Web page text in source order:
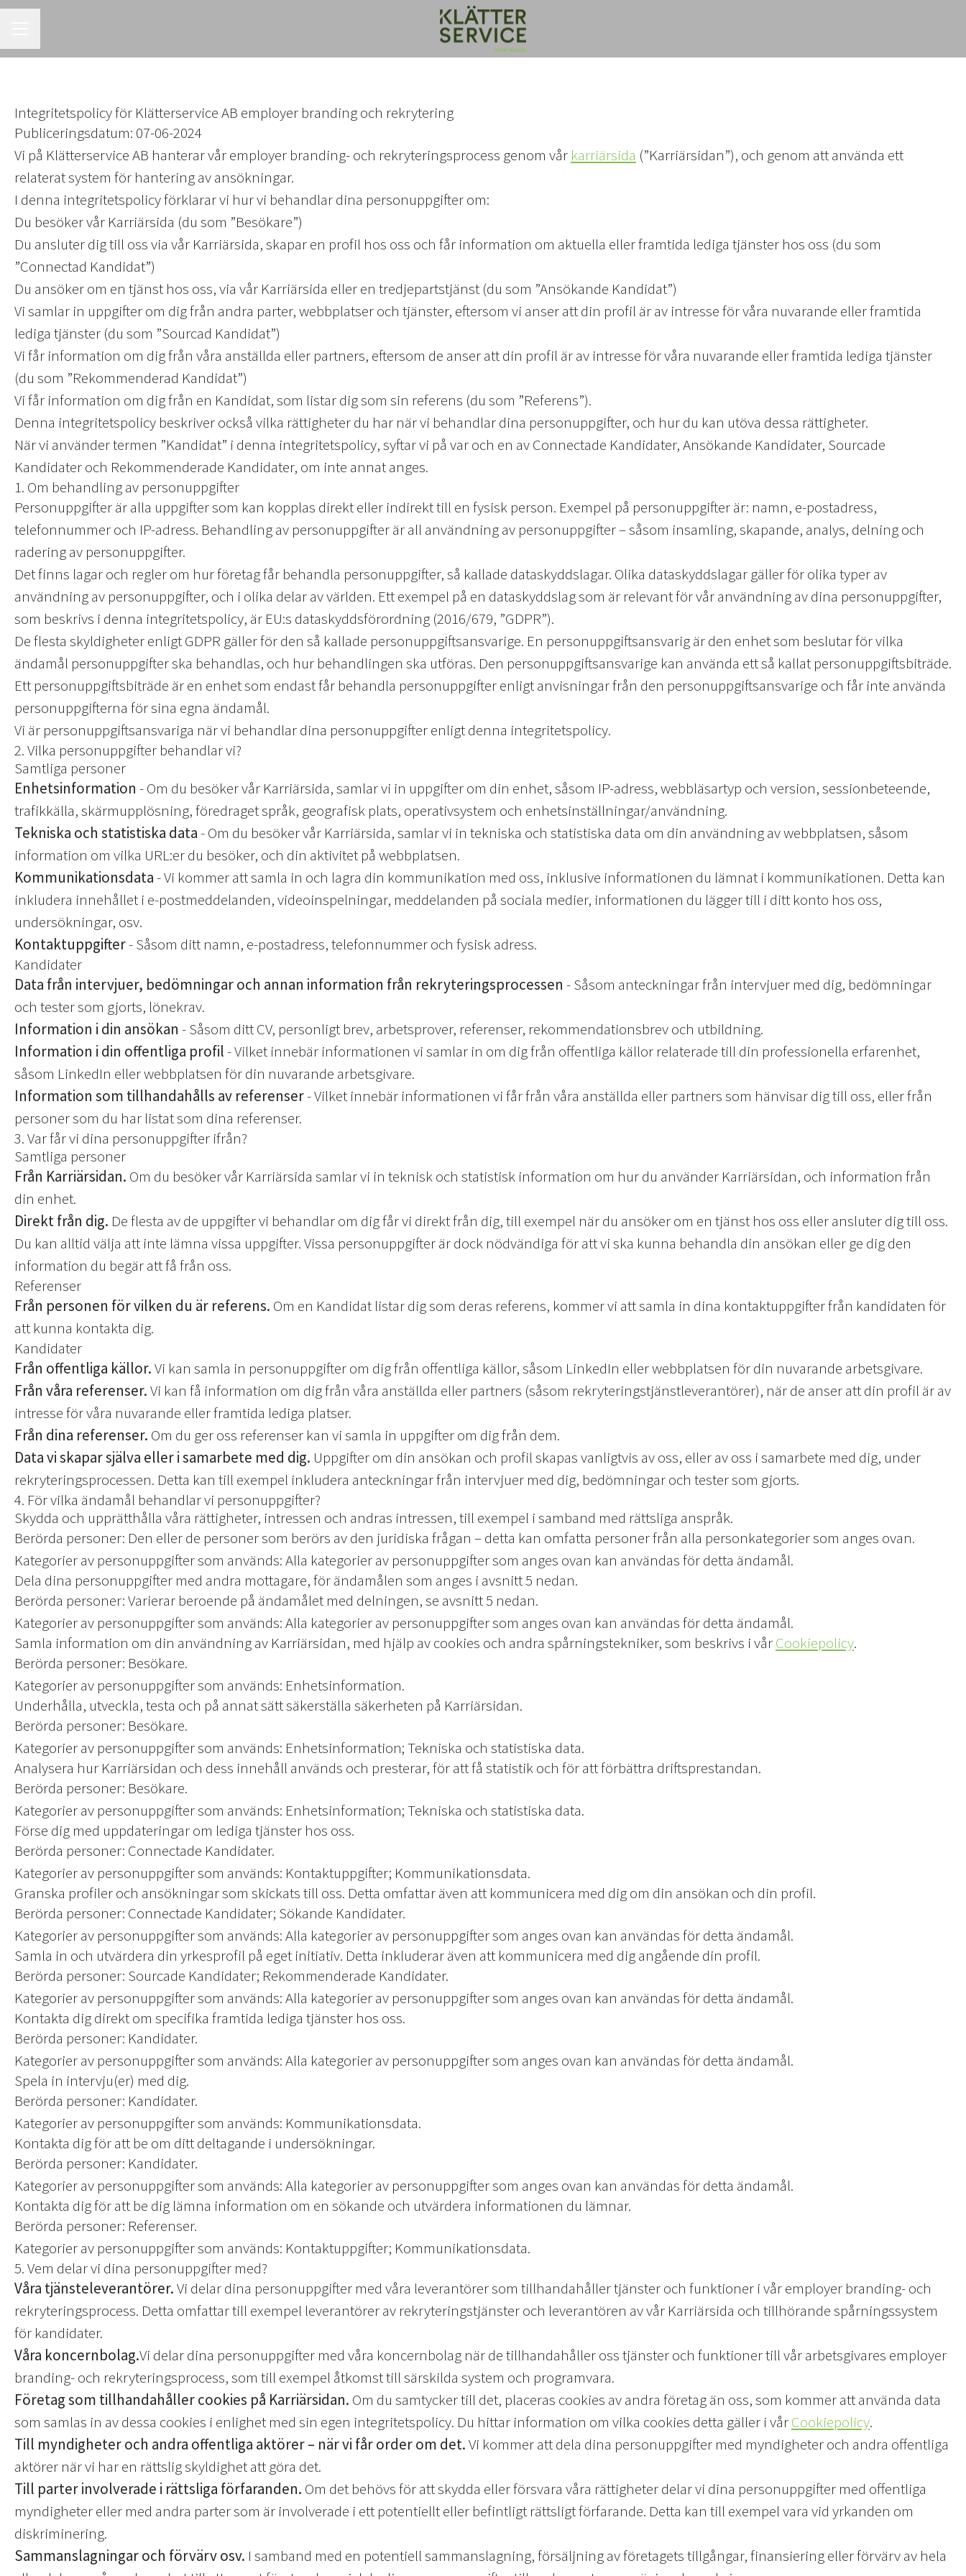
Integritetspolicy för Klätterservice AB employer branding och rekrytering
Publiceringsdatum: 07-06-2024
Vi på Klätterservice AB hanterar vår employer branding- och rekryteringsprocess genom vår karriärsida (”Karriärsidan”), och genom att använda ett
relaterat system för hantering av ansökningar.
I denna integritetspolicy förklarar vi hur vi behandlar dina personuppgifter om:
Du besöker vår Karriärsida (du som ”Besökare”)
Du ansluter dig till oss via vår Karriärsida, skapar en profil hos oss och får information om aktuella eller framtida lediga tjänster hos oss (du som
”Connectad Kandidat”)
Du ansöker om en tjänst hos oss, via vår Karriärsida eller en tredjepartstjänst (du som ”Ansökande Kandidat”)
Vi samlar in uppgifter om dig från andra parter, webbplatser och tjänster, eftersom vi anser att din profil är av intresse för våra nuvarande eller framtida
lediga tjänster (du som ”Sourcad Kandidat”)
Vi får information om dig från våra anställda eller partners, eftersom de anser att din profil är av intresse för våra nuvarande eller framtida lediga tjänster
(du som ”Rekommenderad Kandidat”)
Vi får information om dig från en Kandidat, som listar dig som sin referens (du som ”Referens”).
Denna integritetspolicy beskriver också vilka rättigheter du har när vi behandlar dina personuppgifter, och hur du kan utöva dessa rättigheter.
När vi använder termen ”Kandidat” i denna integritetspolicy, syftar vi på var och en av Connectade Kandidater, Ansökande Kandidater, Sourcade
Kandidater och Rekommenderade Kandidater, om inte annat anges.
1. Om behandling av personuppgifter
Personuppgifter är alla uppgifter som kan kopplas direkt eller indirekt till en fysisk person. Exempel på personuppgifter är: namn, e-postadress,
telefonnummer och IP-adress. Behandling av personuppgifter är all användning av personuppgifter – såsom insamling, skapande, analys, delning och
radering av personuppgifter.
Det finns lagar och regler om hur företag får behandla personuppgifter, så kallade dataskyddslagar. Olika dataskyddslagar gäller för olika typer av
användning av personuppgifter, och i olika delar av världen. Ett exempel på en dataskyddslag som är relevant för vår användning av dina personuppgifter,
som beskrivs i denna integritetspolicy, är EU:s dataskyddsförordning (2016/679, ”GDPR”).
De flesta skyldigheter enligt GDPR gäller för den så kallade personuppgiftsansvarige. En personuppgiftsansvarig är den enhet som beslutar för vilka
ändamål personuppgifter ska behandlas, och hur behandlingen ska utföras. Den personuppgiftsansvarige kan använda ett så kallat personuppgiftsbiträde.
Ett personuppgiftsbiträde är en enhet som endast får behandla personuppgifter enligt anvisningar från den personuppgiftsansvarige och får inte använda
personuppgifterna för sina egna ändamål.
Vi är personuppgiftsansvariga när vi behandlar dina personuppgifter enligt denna integritetspolicy.
2. Vilka personuppgifter behandlar vi?
Samtliga personer
Enhetsinformation - Om du besöker vår Karriärsida, samlar vi in uppgifter om din enhet, såsom IP-adress, webbläsartyp och version, sessionbeteende,
trafikkälla, skärmupplösning, föredraget språk, geografisk plats, operativsystem och enhetsinställningar/användning.
Tekniska och statistiska data- Om du besöker vår Karriärsida, samlar vi in tekniska och statistiska data om din användning av webbplatsen, såsom
information om vilka URL:er du besöker, och din aktivitet på webbplatsen.
Kommunikationsdata- Vi kommer att samla in och lagra din kommunikation med oss, inklusive informationen du lämnat i kommunikationen. Detta kan
inkludera innehållet i e-postmeddelanden, videoinspelningar, meddelanden på sociala medier, informationen du lägger till i ditt konto hos oss,
undersökningar, osv.
Kontaktuppgifter- Såsom ditt namn, e-postadress, telefonnummer och fysisk adress.
Kandidater
Data från intervjuer, bedömningar och annan information från rekryteringsprocessen - Såsom anteckningar från intervjuer med dig, bedömningar
och tester som gjorts, lönekrav.
Information i din ansökan - Såsom ditt CV, personligt brev, arbetsprover, referenser, rekommendationsbrev och utbildning.
Information i din offentliga profil- Vilket innebär informationen vi samlar in om dig från offentliga källor relaterade till din professionella erfarenhet,
såsom LinkedIn eller webbplatsen för din nuvarande arbetsgivare.
Information som tillhandahålls av referenser- Vilket innebär informationen vi får från våra anställda eller partners som hänvisar dig till oss, eller från
personer som du har listat som dina referenser.
3. Var får vi dina personuppgifter ifrån?
Samtliga personer
Från Karriärsidan. Om du besöker vår Karriärsida samlar vi in teknisk och statistisk information om hur du använder Karriärsidan, och information från
din enhet.
Direkt från dig. De flesta av de uppgifter vi behandlar om dig får vi direkt från dig, till exempel när du ansöker om en tjänst hos oss eller ansluter dig till oss.
Du kan alltid välja att inte lämna vissa uppgifter. Vissa personuppgifter är dock nödvändiga för att vi ska kunna behandla din ansökan eller ge dig den
information du begär att få från oss.
Referenser
Från personen för vilken du är referens. Om en Kandidat listar dig som deras referens, kommer vi att samla in dina kontaktuppgifter från kandidaten för
att kunna kontakta dig.
Kandidater
Från offentliga källor.Vi kan samla in personuppgifter om dig från offentliga källor, såsom LinkedIn eller webbplatsen för din nuvarande arbetsgivare.
Från våra referenser.Vi kan få information om dig från våra anställda eller partners (såsom rekryteringstjänstleverantörer), när de anser att din profil är av
intresse för våra nuvarande eller framtida lediga platser.
Från dina referenser. Om du ger oss referenser kan vi samla in uppgifter om dig från dem.
Data vi skapar själva eller i samarbete med dig. Uppgifter om din ansökan och profil skapas vanligtvis av oss, eller av oss i samarbete med dig, under
rekryteringsprocessen. Detta kan till exempel inkludera anteckningar från intervjuer med dig, bedömningar och tester som gjorts.
4. För vilka ändamål behandlar vi personuppgifter?
Skydda och upprätthålla våra rättigheter, intressen och andras intressen, till exempel i samband med rättsliga anspråk.
Berörda personer: Den eller de personer som berörs av den juridiska frågan – detta kan omfatta personer från alla personkategorier som anges ovan.
Kategorier av personuppgifter som används: Alla kategorier av personuppgifter som anges ovan kan användas för detta ändamål.
Dela dina personuppgifter med andra mottagare, för ändamålen som anges i avsnitt 5 nedan.
Berörda personer: Varierar beroende på ändamålet med delningen, se avsnitt 5 nedan.
Kategorier av personuppgifter som används: Alla kategorier av personuppgifter som anges ovan kan användas för detta ändamål.
Samla information om din användning av Karriärsidan, med hjälp av cookies och andra spårningstekniker, som beskrivs i vårCookiepolicy.
Berörda personer: Besökare.
Kategorier av personuppgifter som används: Enhetsinformation.
Underhålla, utveckla, testa och på annat sätt säkerställa säkerheten på Karriärsidan.
Berörda personer: Besökare.
Kategorier av personuppgifter som används: Enhetsinformation; Tekniska och statistiska data.
Analysera hur Karriärsidan och dess innehåll används och presterar, för att få statistik och för att förbättra driftsprestandan.
Berörda personer: Besökare.
Kategorier av personuppgifter som används: Enhetsinformation; Tekniska och statistiska data.
Förse dig med uppdateringar om lediga tjänster hos oss.
Berörda personer: Connectade Kandidater.
Kategorier av personuppgifter som används: Kontaktuppgifter; Kommunikationsdata.
Granska profiler och ansökningar som skickats till oss. Detta omfattar även att kommunicera med dig om din ansökan och din profil.
Berörda personer: Connectade Kandidater; Sökande Kandidater.
Kategorier av personuppgifter som används: Alla kategorier av personuppgifter som anges ovan kan användas för detta ändamål.
Samla in och utvärdera din yrkesprofil på eget initiativ. Detta inkluderar även att kommunicera med dig angående din profil.
Berörda personer: Sourcade Kandidater; Rekommenderade Kandidater.
Kategorier av personuppgifter som används: Alla kategorier av personuppgifter som anges ovan kan användas för detta ändamål.
Kontakta dig direkt om specifika framtida lediga tjänster hos oss.
Berörda personer: Kandidater.
Kategorier av personuppgifter som används: Alla kategorier av personuppgifter som anges ovan kan användas för detta ändamål.
Spela in intervju(er) med dig.
Berörda personer: Kandidater.
Kategorier av personuppgifter som används: Kommunikationsdata.
Kontakta dig för att be om ditt deltagande i undersökningar.
Berörda personer: Kandidater.
Kategorier av personuppgifter som används: Alla kategorier av personuppgifter som anges ovan kan användas för detta ändamål.
Kontakta dig för att be dig lämna information om en sökande och utvärdera informationen du lämnar.
Berörda personer: Referenser.
Kategorier av personuppgifter som används: Kontaktuppgifter; Kommunikationsdata.
5. Vem delar vi dina personuppgifter med?
Våra tjänsteleverantörer.Vi delar dina personuppgifter med våra leverantörer som tillhandahåller tjänster och funktioner i vår employer branding- och
rekryteringsprocess. Detta omfattar till exempel leverantörer av rekryteringstjänster och leverantören av vår Karriärsida och tillhörande spårningssystem
för kandidater.
Våra koncernbolag.Vi delar dina personuppgifter med våra koncernbolag när de tillhandahåller oss tjänster och funktioner till vår arbetsgivares employer
branding- och rekryteringsprocess, som till exempel åtkomst till särskilda system och programvara.
Företag som tillhandahåller cookies på Karriärsidan. Om du samtycker till det, placeras cookies av andra företag än oss, som kommer att använda data
som samlas in av dessa cookies i enlighet med sin egen integritetspolicy. Du hittar information om vilka cookies detta gäller i vårCookiepolicy.
Till myndigheter och andra offentliga aktörer – när vi får order om det.Vi kommer att dela dina personuppgifter med myndigheter och andra offentliga
aktörer när vi har en rättslig skyldighet att göra det.
Till parter involverade i rättsliga förfaranden. Om det behövs för att skydda eller försvara våra rättigheter delar vi dina personuppgifter med offentliga
myndigheter eller med andra parter som är involverade i ett potentiellt eller befintligt rättsligt förfarande. Detta kan till exempel vara vid yrkanden om
diskriminering.
Sammanslagningar och förvärv osv. I samband med en potentiell sammanslagning, försäljning av företagets tillgångar, finansiering eller förvärv av hela